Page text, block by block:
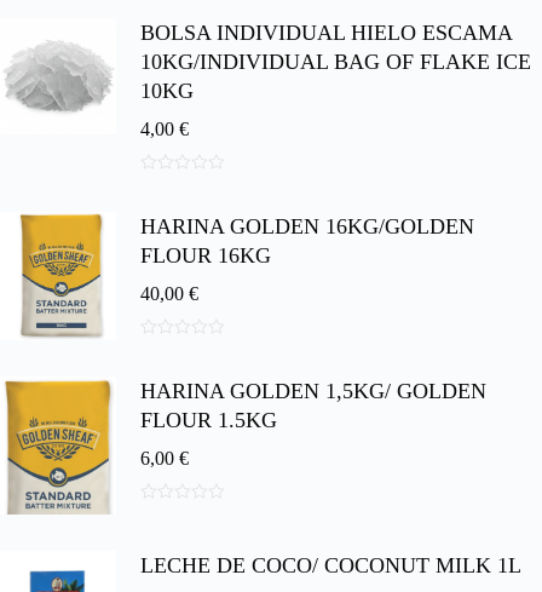
e
BOLSA INDIVIDUAL HIELO ESCAMA
10KG/INDIVIDUAL BAG OF FLAKE ICE
10KG
4,00 €
e
HARINA GOLDEN 16KG/GOLDEN
FLOUR 16KG
40,00 €
e
HARINA GOLDEN 1,5KG/ GOLDEN
FLOUR 1.5KG
6,00 €
5
LECHE DE COCO/ COCONUT MILK 1L